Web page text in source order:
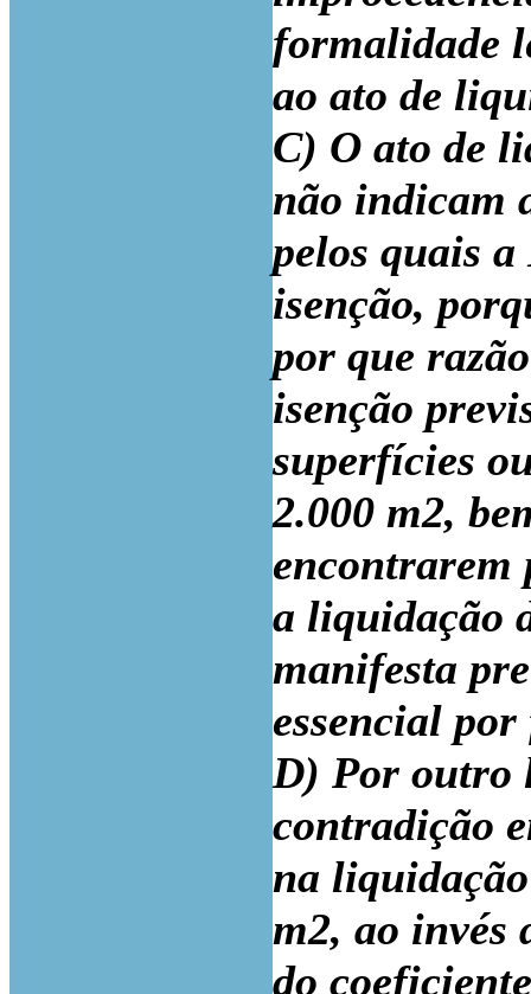
formalidade
ao ato de
C) O ato de
não indicam
pelos quais
isenção,
por que
isenção
superfícies
2.000 m2,
encontrarem
a liquidação
manifesta
essencial
D) Por outro
contradição
na
m2, ao invés
do